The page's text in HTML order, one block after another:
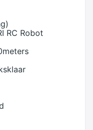
RC Robot